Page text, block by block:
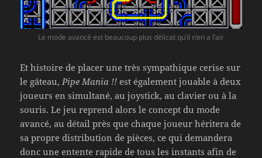
Le mode avancé est beaucoup plus délicat qu’il n’en a l’air
Et histoire de placer une très sympathique cerise sur
le gâteau, Pipe Mania !! est également jouable à deux
joueurs en simultané, au joystick, au clavier ou à la
souris. Le jeu reprend alors le concept du mode
avancé, au détail près que chaque joueur héritera de
sa propre distribution de pièces, ce qui demandera
donc une entente rapide de tous les instants afin de